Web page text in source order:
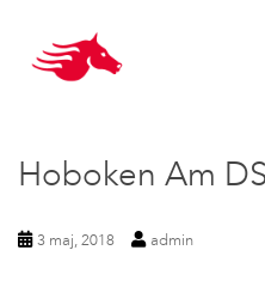
Hoboken Am
3 maj, 2018 admin